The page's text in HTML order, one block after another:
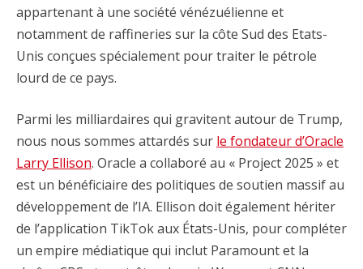
appartenant à une société vénézuélienne et
notamment de raffineries sur la côte Sud des Etats-
Unis conçues spécialement pour traiter le pétrole
lourd de ce pays.
Parmi les milliardaires qui gravitent autour de Trump,
nous nous sommes attardés sur le fondateur d’Oracle
Larry Ellison. Oracle a collaboré au « Project 2025 » et
est un bénéficiaire des politiques de soutien massif au
développement de l’IA. Ellison doit également hériter
de l’application TikTok aux États-Unis, pour compléter
un empire médiatique qui inclut Paramount et la